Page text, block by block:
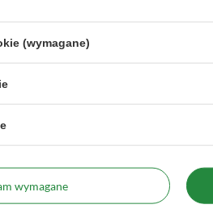
za ten produkt na terenie UE
(wymagane)
wymagane